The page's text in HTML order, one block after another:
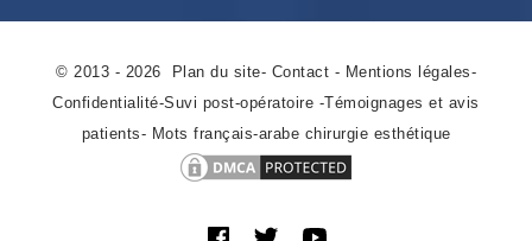
© 2013 - 2026 Plan du site- Contact - Mentions légales-
Confidentialité-Suvi post-opératoire -Témoignages et avis
patients- Mots français-arabe chirurgie esthétique